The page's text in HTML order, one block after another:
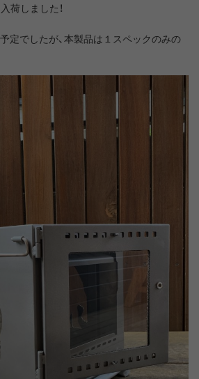
荷しました！
定でしたが、本製品は１スペックのみの